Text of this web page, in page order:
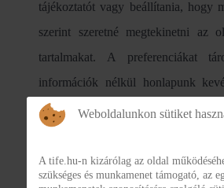
tájékoztatót vagy beállítania, hogy
szerint szeretné megtekinetni az
tartalmakat. A preferenciákat
információk nélkül honlapunk
ugyan, de működhet.
kizárólag egy azonosítószámot
Weboldalunkon sütiket
A tife.hu-n kizárólag az oldal
szükséges és munkamenet támogató, az